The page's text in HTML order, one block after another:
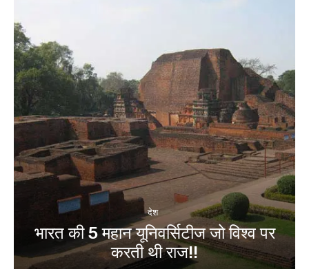
देश
भारत की 5 महान यूनिवर्सिटीज जो विश्व पर
करती थी राज!!